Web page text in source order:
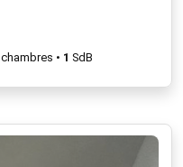
chambres • 1 SdB